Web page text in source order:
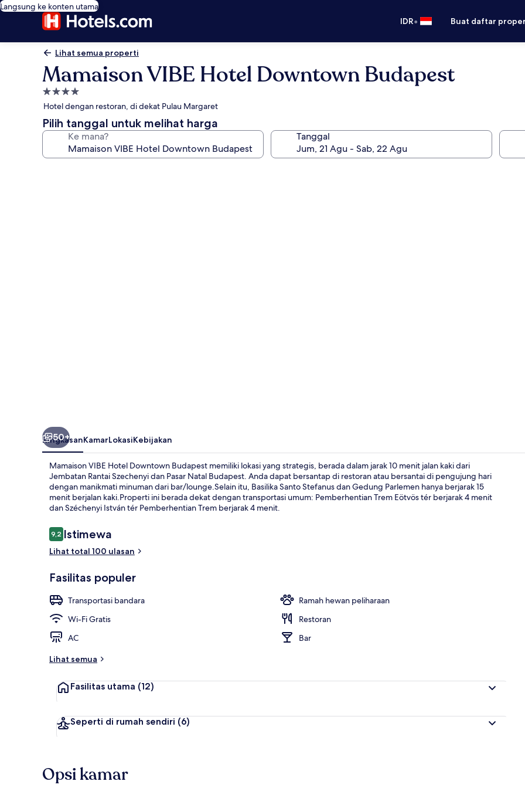
Langsung ke konten utama
IDR• Buat daftar
Lihat semua properti
Mamaison VIBE Hotel Downtown Budapest
Properti
bintang
4.0
Hotel dengan restoran, di dekat Pulau Margaret
Pilih tanggal untuk melihat harga
Ke mana? Tanggal
Vibe room |
50+
RingkasanKamarLokasiKebijakan
Mamaison VIBE Hotel Downtown Budapest memiliki lokasi yang strategis, berada dalam jarak 10 menit jalan kaki dari
Jembatan Rantai Szechenyi dan Pasar Natal Budapest. Anda dapat bersantap di restoran atau bersantai di pengujung hari
dengan manikmati minuman dari bar/lounge.Selain itu, Basilika Santo Stefanus dan Gedung Parlemen hanya berjarak 15
menit berjalan kaki.Properti ini berada dekat dengan transportasi umum: Pemberhentian Trem Eötvös tér berjarak 4 menit
dan Széchenyi István tér Pemberhentian Trem berjarak 4 menit.
Ulasan
9,29,2 dari 10
Istimewa
Lihat total 100 ulasan
Fasilitas populer
Transportasi bandara
Ramah hewan peliharaan
Wi-Fi Gratis
Restoran
AC
Bar
Lihat semua
Fasilitas utama (12)
Seperti di rumah sendiri (6)
Opsi kamar